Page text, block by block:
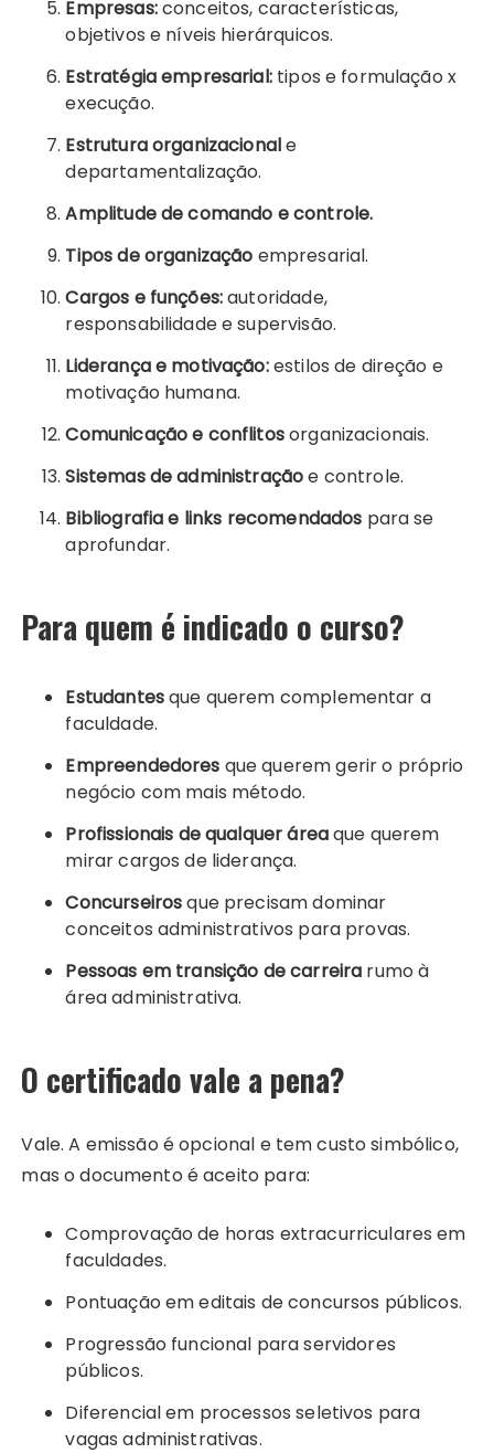
Empresas:conceitos, características,
objetivos e níveis hierárquicos.
Estratégia empresarial:tipos e formulação x
execução.
Estrutura organizacionale
departamentalização.
Amplitude de comando e controle.
Tipos de organização empresarial.
Cargos e funções:autoridade,
responsabilidade e supervisão.
Liderança e motivação:estilos de direção e
motivação humana.
Comunicação e conflitosorganizacionais.
Sistemas de administraçãoe controle.
Bibliografia e links recomendados para se
aprofundar.
Para quem é indicado o curso?
Estudantesque querem complementar a
faculdade.
Empreendedores que querem gerir o próprio
negócio com mais método.
Profissionais de qualquer áreaque querem
mirar cargos de liderança.
Concurseirosque precisam dominar
conceitos administrativos para provas.
Pessoas em transição de carreira rumo à
área administrativa.
O certificado vale a pena?
Vale. A emissão é opcional e tem custo simbólico,
mas o documento é aceito para:
Comprovação de horas extracurriculares em
faculdades.
Pontuação em editais de concursos públicos.
Progressão funcional para servidores
públicos.
Diferencial em processos seletivos para
vagas administrativas.